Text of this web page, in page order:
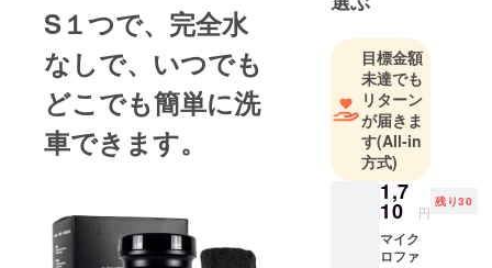
S１つで、完全水
なしで、いつでも
どこでも簡単に洗
車できます。
ニークな商
品を日本の
皆様にお届
けする懸け
橋になりた
いと思って
います。
目標金額
未達でも
リターン
が届きま
す(All-in
方式)
1,7
10 円
残り30
マイク
ロファ